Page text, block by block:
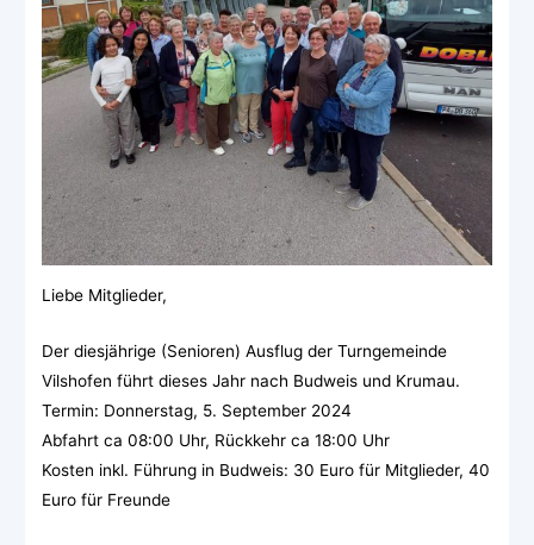
Liebe Mitglieder,
Der diesjährige (Senioren) Ausflug der Turngemeinde
Vilshofen führt dieses Jahr nach Budweis und Krumau.
Termin: Donnerstag, 5. September 2024
Abfahrt ca 08:00 Uhr, Rückkehr ca 18:00 Uhr
Kosten inkl. Führung in Budweis: 30 Euro für Mitglieder, 40
Euro für Freunde